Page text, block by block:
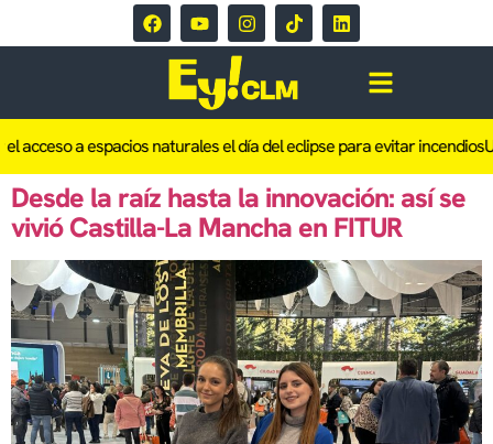
acceso a espacios naturales el día del eclipse para evitar incendios
Desde la raíz hasta la innovación: así se
vivió Castilla-La Mancha en FITUR